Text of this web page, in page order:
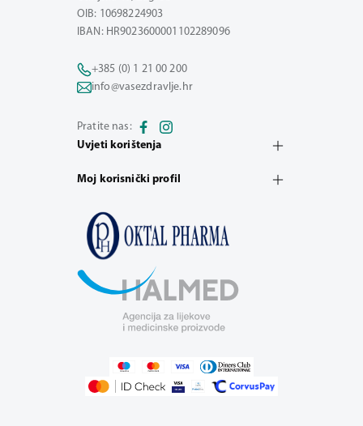
OIB: 10698224903
IBAN: HR9023600001102289096
+385 (0) 1 21 00 200
info@vasezdravlje.hr
Pratite nas:
Uvjeti korištenja
Moj korisnički profil